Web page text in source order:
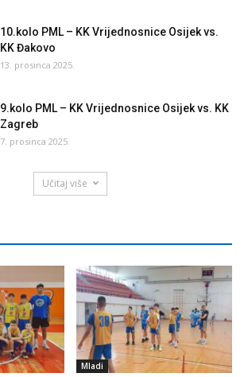
10.kolo PML – KK Vrijednosnice Osijek vs.
KK Đakovo
13. prosinca 2025.
9.kolo PML – KK Vrijednosnice Osijek vs. KK
Zagreb
7. prosinca 2025.
Učitaj više
Mladi